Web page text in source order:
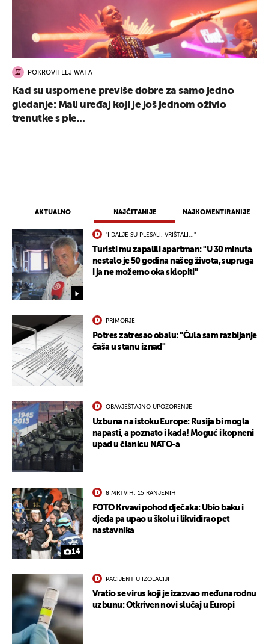
AKTUALNO NAJČITANIJE NAJKOMENTIRANIJE
"I DALJE SU PLESALI, VRIŠTALI..."
Turisti mu zapalili apartman: "U 30 minuta
nestalo je 50 godina našeg života, supruga
i ja ne možemo oka sklopiti"
PRIMORJE
Potres zatresao obalu: "Čula sam razbijanje
čaša u stanu iznad"
OBAVJEŠTAJNO UPOZORENJE
Uzbuna na istoku Europe: Rusija bi mogla
napasti, a poznato i kada! Moguć i kopneni
upad u članicu NATO-a
14
8 MRTVIH, 15 RANJENIH
FOTO Krvavi pohod dječaka: Ubio baku i
djeda pa upao u školu i likvidirao pet
nastavnika
PACIJENT U IZOLACIJI
Vratio se virus koji je izazvao međunarodnu
uzbunu: Otkriven novi slučaj u Europi
POKROVITELJ WATA
Kad su uspomene previše dobre za samo jedno
gledanje: Mali uređaj koji je još jednom oživio
trenutke s ple...